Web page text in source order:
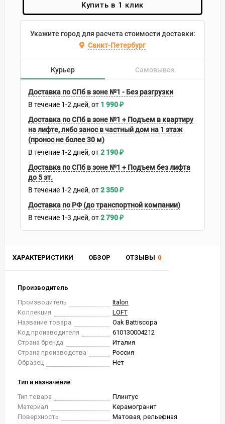
ХАРАКТЕРИСТИКИ ОБЗОР ОТЗЫВЫ 0
Производитель
Производитель
Italon
Коллекция
LOFT
Название товара
Oak Battiscopa
Код производителя
610130004212
Страна бренда
Италия
Страна производства
Россия
Образец
Нет
Тип и назначение
Тип товара
Плинтус
Материал
Керамогранит
Поверхность
Матовая, рельефная
Купить в 1 клик
Укажите город для расчета стоимости доставки:
Санкт-Петербург
Курьер Самовывоз
Доставка по СПб в зоне №1 - Без разгрузки
В течение 1-2 дней 1 990₽
Доставка по СПб в зоне №1 + Подъем в квартиру
на лифте, либо занос в частный дом на 1 этаж
(пронос не более 30 м)
В течение 1-2 дней 2 190₽
Доставка по СПб в зоне №1 + Подъем без лифта
до 5 эт.
В течение 1-2 дней 2 350₽
Доставка по РФ (до транспортной компании)
В течение 1-3 дней 2 790₽